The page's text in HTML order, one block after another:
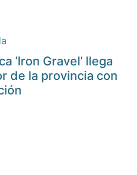
‘Iron Gravel’ llega
de la provincia con